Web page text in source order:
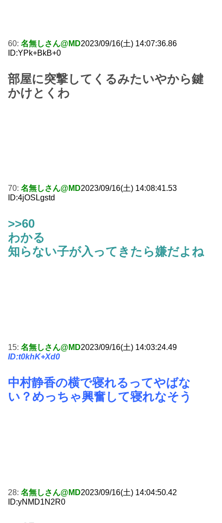
60: 名無しさん@MD2023/09/16(土) 14:07:36.86
ID:YPk+BkB+0
部屋に突撃してくるみたいやから鍵
かけとくわ
70: 名無しさん@MD2023/09/16(土) 14:08:41.53
ID:4jOSLgstd
>>60
わかる
知らない子が入ってきたら嫌だよね
15: 名無しさん@MD2023/09/16(土) 14:03:24.49
ID:t0khK+Xd0
中村静香の横で寝れるってやばな
い？めっちゃ興奮して寝れなそう
28: 名無しさん@MD2023/09/16(土) 14:04:50.42
ID:yNMD1N2R0